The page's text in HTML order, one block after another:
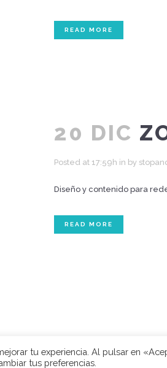
READ MORE
20 DIC
Posted at 17:59h in by
Diseño y contenido para
READ MORE
© 2020 Stop
tu experiencia. Al pulsar en
tus preferencias.